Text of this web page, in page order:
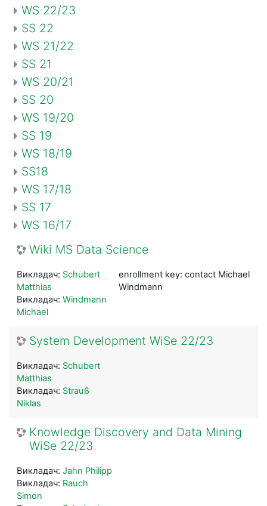
WS 22/23
SS 22
WS 21/22
SS 21
WS 20/21
SS 20
WS 19/20
SS 19
WS 18/19
SS18
WS 17/18
SS 17
WS 16/17
Wiki MS Data Science
enrollment key: contact Michael
Windmann
Викладач: Schubert
Matthias
Викладач: Windmann
Michael
System Development WiSe 22/23
Викладач: Schubert
Matthias
Викладач: Strauß
Niklas
Knowledge Discovery and Data Mining
WiSe 22/23
Викладач: Jahn Philipp
Викладач: Rauch
Simon